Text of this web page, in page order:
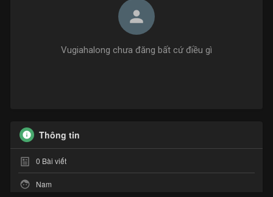
Vugiahalong chưa đăng bất cứ điều gì
Thông tin
0 Bài viết
Nam